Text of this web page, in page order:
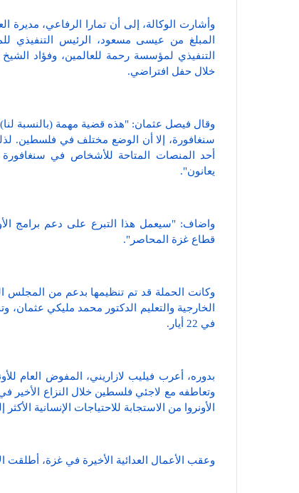
وأشارت الوكالة، إلى أن تمارا الرفاعي، مديرة
المبلغ من عيسى مسعود، الرئيس التنفيذي
التنفيذي لمؤسسة رحمة للعالمين، وفؤاد
خلال حفل افتراضي.
وقال فيصل عثمان: "هذه قضية مهمة (بالنسبة
سنغافورة، إلا أن الوضع مختلف في فلسطين.
أحد المنصات المتاحة للأشخاص في سنغافورة
يعانون".
واضاف: "سيعمل هذا التبرع على دعم برامج
قطاع غزة المحاصر".
وكانت الحملة قد تم تنظيمها بدعم من المجلس
الخارجية والتعليم الدكتور محمد مليكي
في 22 أيار.
بدوره، أعرب فيليب لازاريني، المفوض العام
وتعاطفه مع لاجئي فلسطين خلال النزاع الأخير
الأونروا من الاستجابة للاحتياجات الإنسانية
وعقب الأعمال العدائية الأخيرة في غزة، أطلقت الأونروا